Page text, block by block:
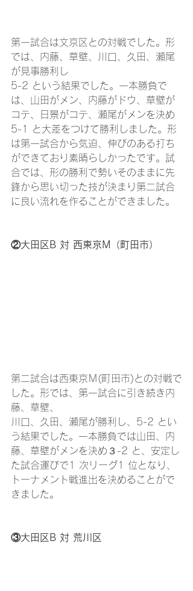
第一試合は文京区との対戦でした。形
では、内藤、草壁、川口、久田、瀬尾
が見事勝利し
5-2 という結果でした。一本勝負で
は、山田がメン、内藤がドウ、草壁が
コテ、日景がコテ、瀬尾がメンを決め
5-1 と大差をつけて勝利しました。形
は第一試合から気迫、伸びのある打ち
ができており素晴らしかったです。試
合では、形の勝利で勢いそのままに先
鋒から思い切った技が決まり第二試合
に良い流れを作ることができました。
②大田区B 対 西東京M（町田市）
第二試合は西東京Ｍ(町田市)との対戦で
した。形では、第一試合に引き続き内
藤、草壁、
川口、久田、瀬尾が勝利し、5-2 とい
う結果でした。一本勝負では山田、内
藤、草壁がメンを決め３-2 と、安定し
た試合運びで1 次リーグ1 位となり、
トーナメント戦進出を決めることがで
きました。
③大田区B 対 荒川区